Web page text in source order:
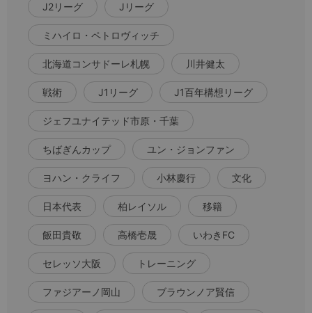
J2リーグ Jリーグ
ミハイロ・ペトロヴィッチ
北海道コンサドーレ札幌 川井健太
戦術 J1リーグ J1百年構想リーグ
ジェフユナイテッド市原・千葉
ちばぎんカップ ユン・ジョンファン
ヨハン・クライフ 小林慶行 文化
日本代表 柏レイソル 移籍
飯田貴敬 高橋壱晟 いわきFC
セレッソ大阪 トレーニング
ファジアーノ岡山 ブラウンノア賢信